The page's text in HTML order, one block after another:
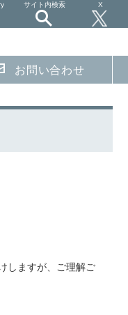
サイト内検索 X
お問い合わせ
しますが、ご理解ご